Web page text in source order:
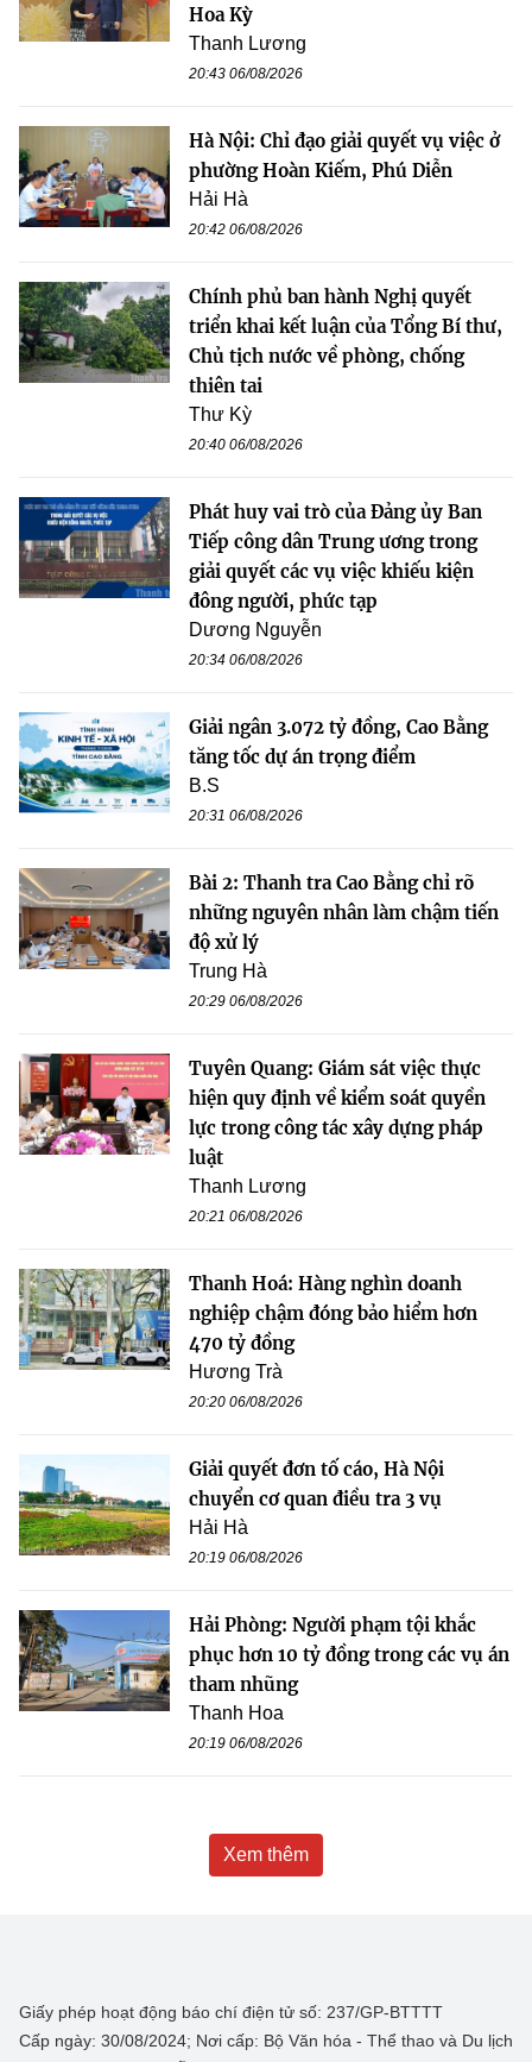
Hoa Kỳ
Thanh Lương
20:43 06/08/2026
Hà Nội: Chỉ đạo giải quyết vụ việc ở
phường Hoàn Kiếm, Phú Diễn
Hải Hà
20:42 06/08/2026
Chính phủ ban hành Nghị quyết
triển khai kết luận của Tổng Bí thư,
Chủ tịch nước về phòng, chống
thiên tai
Thư Kỳ
20:40 06/08/2026
Phát huy vai trò của Đảng ủy Ban
Tiếp công dân Trung ương trong
giải quyết các vụ việc khiếu kiện
đông người, phức tạp
Dương Nguyễn
20:34 06/08/2026
Giải ngân 3.072 tỷ đồng, Cao Bằng
tăng tốc dự án trọng điểm
B.S
20:31 06/08/2026
Bài 2: Thanh tra Cao Bằng chỉ rõ
những nguyên nhân làm chậm tiến
độ xử lý
Trung Hà
20:29 06/08/2026
Tuyên Quang: Giám sát việc thực
hiện quy định về kiểm soát quyền
lực trong công tác xây dựng pháp
luật
Thanh Lương
20:21 06/08/2026
Thanh Hoá: Hàng nghìn doanh
nghiệp chậm đóng bảo hiểm hơn
470 tỷ đồng
Hương Trà
20:20 06/08/2026
Giải quyết đơn tố cáo, Hà Nội
chuyển cơ quan điều tra 3 vụ
Hải Hà
20:19 06/08/2026
Hải Phòng: Người phạm tội khắc
phục hơn 10 tỷ đồng trong các vụ án
tham nhũng
Thanh Hoa
20:19 06/08/2026
Xem thêm
Giấy phép hoạt động báo chí điện tử số: 237/GP-BTTTT
Cấp ngày: 30/08/2024; Nơi cấp: Bộ Văn hóa - Thể thao và Du lịch